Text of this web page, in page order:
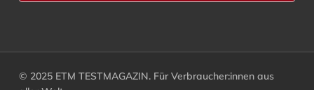
© 2025 ETM TESTMAGAZIN. Für Verbraucher:innen aus